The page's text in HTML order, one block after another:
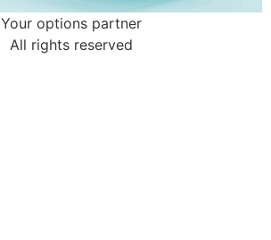
Your options partner
All rights reserved